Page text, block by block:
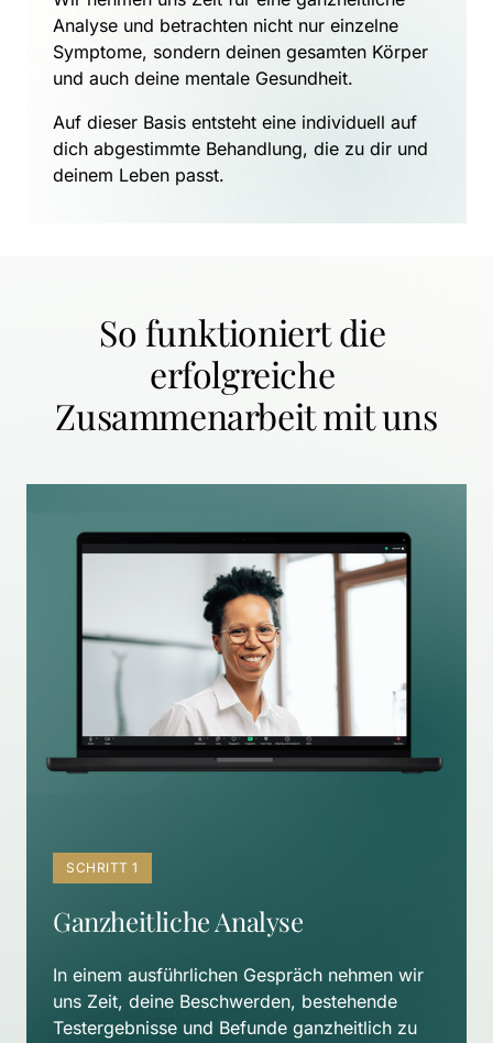
Analyse und betrachten nicht nur einzelne
Symptome, sondern deinen gesamten Körper
und auch deine mentale Gesundheit.
Auf dieser Basis entsteht eine individuell auf
dich abgestimmte Behandlung, die zu dir und
deinem Leben passt.
So funktioniert die
erfolgreiche
Zusammenarbeit mit uns
SCHRITT 1
Ganzheitliche Analyse
In einem ausführlichen Gespräch nehmen wir
uns Zeit, deine Beschwerden, bestehende
Testergebnisse und Befunde ganzheitlich zu